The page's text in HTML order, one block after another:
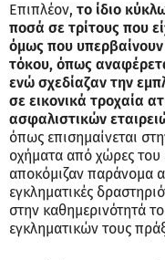
Επιπλέον, το ίδιο
ποσά σε τρίτους που
όμως που
τόκου, όπως
ενώ σχεδίαζαν την
σε εικονικά τροχαία
ασφαλιστικών
όπως επισημαίνεται
οχήματα από χώρες του
αποκόμιζαν παράνομα
εγκληματικές
στην καθημερινότητά
εγκληματικών τους